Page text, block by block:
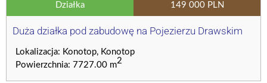
Działka 149 000 PLN
Duża działka pod zabudowę na Pojezierzu Drawskim
Lokalizacja: Konotop, Konotop
Powierzchnia: 7727.00 m2